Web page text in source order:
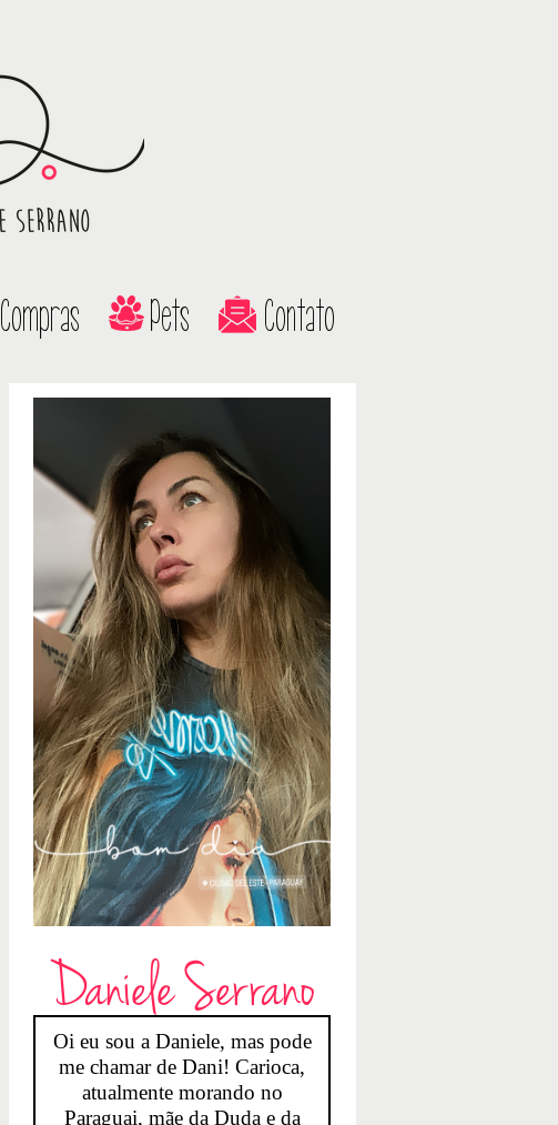
Compras Pets Contato
Daniele Serrano
Oi eu sou a Daniele, mas pode
me chamar de Dani! Carioca,
atualmente morando no
Paraguai, mãe da Duda e da